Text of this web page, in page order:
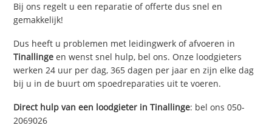
Bij ons regelt u een reparatie of offerte dus snel en
gemakkelijk!
Dus heeft u problemen met leidingwerk of afvoeren in
Tinallinge en wenst snel hulp, bel ons. Onze loodgieters
werken 24 uur per dag, 365 dagen per jaar en zijn elke dag
bij u in de buurt om spoedreparaties uit te voeren.
Direct hulp van een loodgieter inTinallinge: bel ons 050-
2069026